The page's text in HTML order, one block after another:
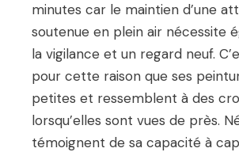
minutes car le maintien d’une
soutenue en plein air nécessite
la vigilance et un regard neuf.
pour cette raison que ses
petites et ressemblent à des
lorsqu’elles sont vues de près.
témoignent de sa capacité à